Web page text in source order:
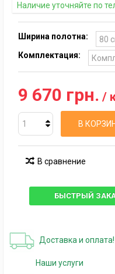
Наличие уточняйте по
Ширина полотна:
Комплектация:
9 670 грн. /
В
В сравнение
БЫСТРЫЙ
Доставка и оплата!
Наши услуги